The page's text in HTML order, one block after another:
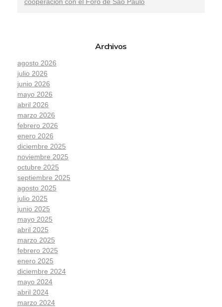
cooperación con el Foro de Sao Paulo
Archivos
agosto 2026
julio 2026
junio 2026
mayo 2026
abril 2026
marzo 2026
febrero 2026
enero 2026
diciembre 2025
noviembre 2025
octubre 2025
septiembre 2025
agosto 2025
julio 2025
junio 2025
mayo 2025
abril 2025
marzo 2025
febrero 2025
enero 2025
diciembre 2024
mayo 2024
abril 2024
marzo 2024